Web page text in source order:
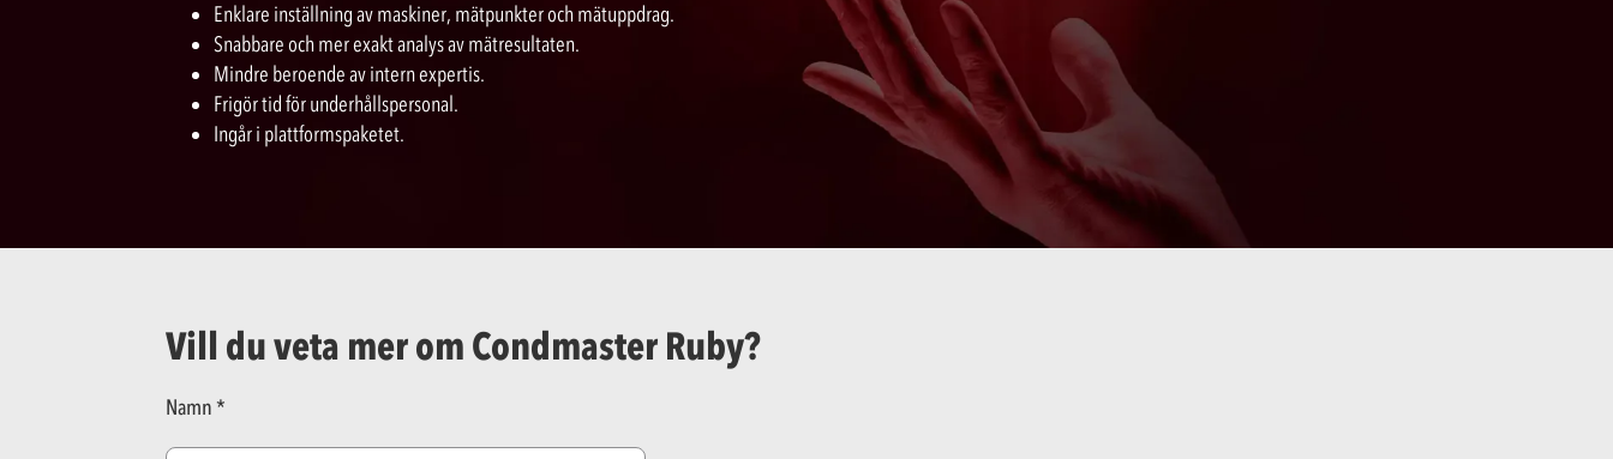
Enklare inställning av maskiner, mätpunkter och mätuppdrag.
Snabbare och mer exakt analys av mätresultaten.
Mindre beroende av intern expertis.
Frigör tid för underhållspersonal.
Ingår i plattformspaketet.
Vill du veta mer om Condmaster Ruby?
Namn